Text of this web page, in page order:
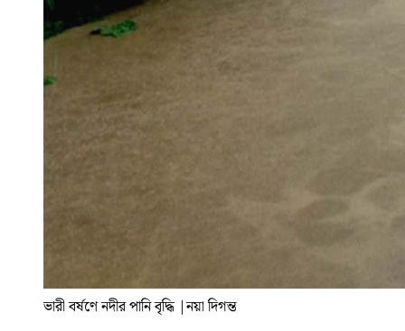
ভারী বর্ষণে নদীর পানি বৃদ্ধি |নয়া দিগন্ত